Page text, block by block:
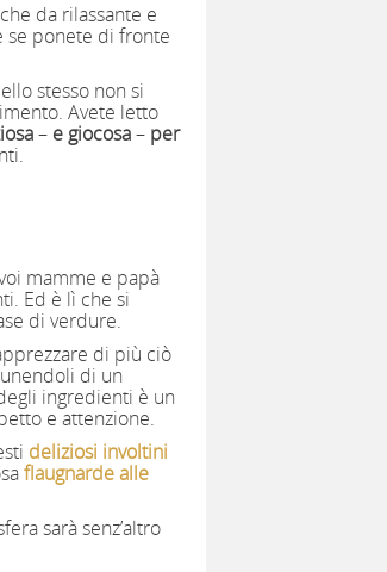
da rilassante e
se ponete di fronte
stesso non si
Avete letto
– e giocosa– per
mamme e papà
Ed è lì che si
di verdure.
di più ciò
di un
ingredienti è un
e attenzione.
deliziosi involtini
flaugnarde alle
sarà senz’altro